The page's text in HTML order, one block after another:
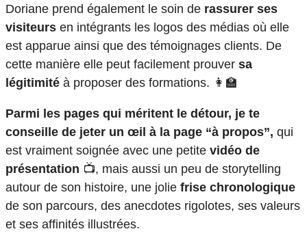
Doriane prend également le soin de rassurer ses
visiteurs en intégrants les logos des médias où elle
est apparue ainsi que des témoignages clients. De
cette manière elle peut facilement prouver sa
légitimité à proposer des formations. 👩‍🏫
Parmi les pages qui méritent le détour, je te
conseille de jeter un œil à la page “à propos”, qui
est vraiment soignée avec une petite vidéo de
présentation 📺, mais aussi un peu de storytelling
autour de son histoire, une jolie frise chronologique
de son parcours, des anecdotes rigolotes, ses valeurs
et ses affinités illustrées.